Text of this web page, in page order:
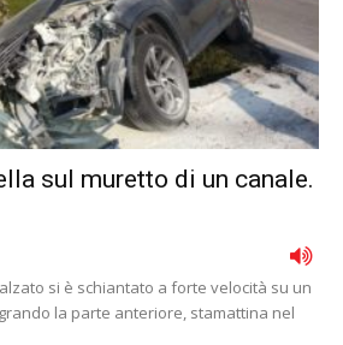
sul muretto di un canale.
si è schiantato a forte velocità su un
la parte anteriore, stamattina nel